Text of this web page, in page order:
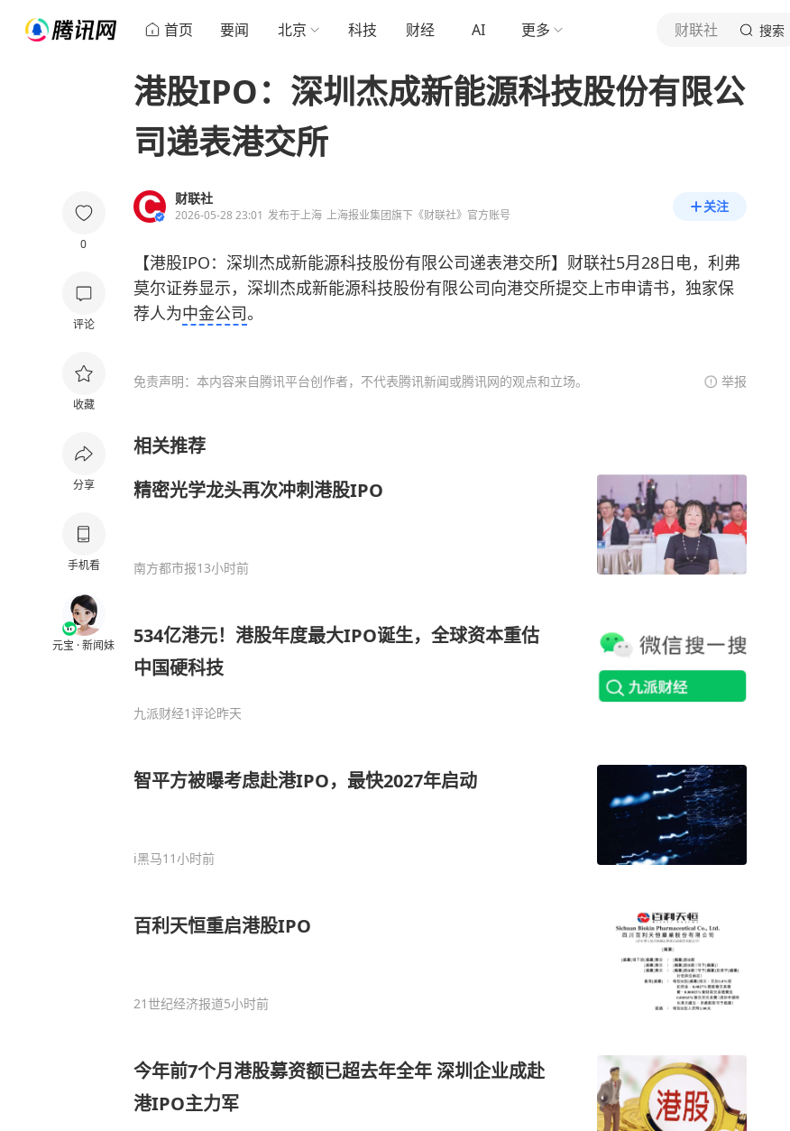
首页 要闻 北京 科技 财经 AI 更多 财联社 搜索
0
评论
收藏
分享
手机看
元宝 · 新闻妹
港股IPO：深圳杰成新能源科技股份有限公
司递表港交所
财联社
2026-05-28 23:01 发布于上海 上海报业集团旗下《财联社》官方账号
关注
【港股IPO：深圳杰成新能源科技股份有限公司递表港交所】财联社5月28日电，利弗
莫尔证券显示，深圳杰成新能源科技股份有限公司向港交所提交上市申请书，独家保
荐人为中金公司。
免责声明：本内容来自腾讯平台创作者，不代表腾讯新闻或腾讯网的观点和立场。 举报
相关推荐
精密光学龙头再次冲刺港股IPO
南方都市报13小时前
534亿港元！港股年度最大IPO诞生，全球资本重估
中国硬科技
九派财经1评论昨天
智平方被曝考虑赴港IPO，最快2027年启动
i黑马11小时前
百利天恒重启港股IPO
21世纪经济报道5小时前
今年前7个月港股募资额已超去年全年 深圳企业成赴
港IPO主力军